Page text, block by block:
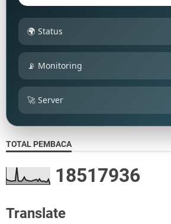
🌍 Status
📡 Monitoring
🚀 Server
TOTAL PEMBACA
18517936
Translate